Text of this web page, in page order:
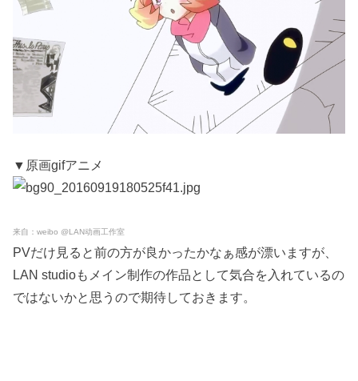
▼原画gifアニメ
来自：weibo @LAN动画工作室
PVだけ見ると前の方が良かったかなぁ感が漂いますが、
LAN studioもメイン制作の作品として気合を入れているの
ではないかと思うので期待しておきます。